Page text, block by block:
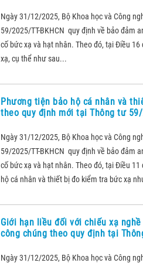
Ngày 31/12/2025, Bộ Khoa học và Công
59/2025/TT-BKHCN quy định về bảo đảm
cố bức xạ và hạt nhân. Theo đó, tại Điều
xạ, cụ thể như sau...
Phương tiện bảo hộ cá nhân và
theo quy định mới tại Thông tư 59/
Ngày 31/12/2025, Bộ Khoa học và Công
59/2025/TT-BKHCN quy định về bảo đảm
cố bức xạ và hạt nhân. Theo đó, tại Điều
hộ cá nhân và thiết bị đo kiểm tra bức xạ
Giới hạn liều đối với chiếu xạ
công chúng theo quy định tại
Ngày 31/12/2025, Bộ Khoa học và Công